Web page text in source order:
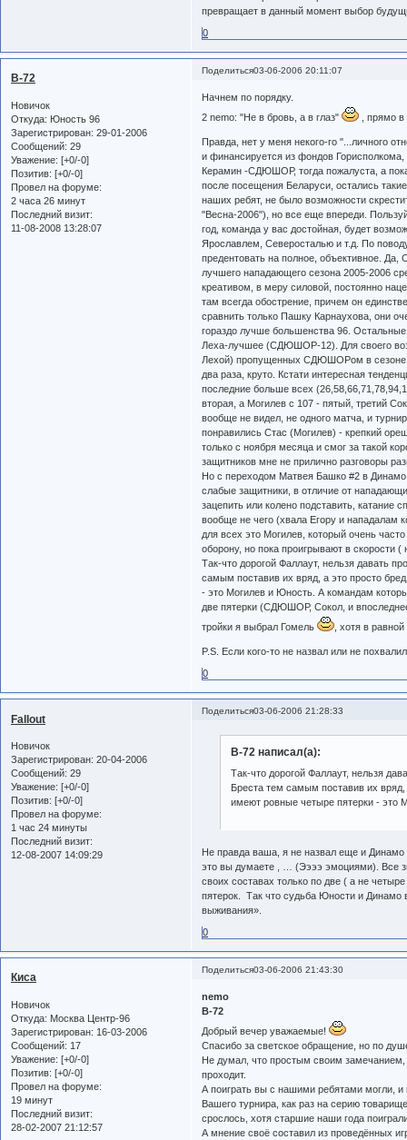
превращает в данный момент выбор
0
Поделиться03-06-2006 20:11:07
B-72
Новичок
Откуда: Юность 96
Зарегистрирован: 29-01-2006
Сообщений: 29
Уважение: [+0/-0]
Позитив: [+0/-0]
Провел на форуме:
2 часа 26 минут
Последний визит:
11-08-2008 13:28:07
Начнем по порядку.
2 nemo: "Не в бровь, а в глаз"
, прямо в
Правда, нет у меня некого-го "...личного
и финансируется из фондов Горисполкома,
Керамин -СДЮШОР, тогда пожалуста, а
после посещения Беларуси, остались
наших ребят, не было возможности
"Весна-2006"), но все еще впереди.
год, команда у вас достойная, будет
Ярославлем, Северосталью и т.д. По
предентовать на полное, объективное.
лучшего нападающего сезона 2005-2006
креативом, в меру силовой, постоянно
там всегда обострение, причем он
сравнить только Пашку Карнаухова, они
гораздо лучше большенства 96.
Леха-лучшее (СДЮШОР-12). Для своего
Лехой) пропущенных СДЮШОРом в сезоне
два раза, круто. Кстати интересная
последние больше всех
вторая, а Могилев с 107 - пятый, третий
вообще не видел, не одного матча, и
понравились Стас (Могилев) - крепкий
только с ноября месяца и смог за такой
защитников мне не прилично разговоры
Но с переходом Матвея Башко #2 в
слабые защитники, в отличие от
зацепить или колено подставить, катание
вообще не чего (хвала Егору и
для всех это Могилев, который очень
оборону, но пока проигрывают в скорости (
Так-что дорогой Фаллаут, нельзя давать
самым поставив их вряд, а это просто
- это Могилев и Юность. А командам
две пятерки (СДЮШОР, Сокол, и
тройки я выбрал Гомель
, хотя в
P.S. Если кого-то не назвал или не
0
Поделиться03-06-2006 21:28:33
Fallout
Новичок
Зарегистрирован: 20-04-2006
Сообщений: 29
Уважение: [+0/-0]
Позитив: [+0/-0]
Провел на форуме:
1 час 24 минуты
Последний визит:
12-08-2007 14:09:29
B-72 написал(а):
Так-что дорогой Фаллаут, нельзя
Бреста тем самым поставив их
имеют ровные четыре пятерки - это
Не правда ваша, я не назвал еще и
это вы думаете , … (Ээээ эмоциями). Все
своих составах только по две ( а не
пятерок. Так что судьба Юности и Динамо
выживания».
0
Поделиться03-06-2006 21:43:30
Киса
Новичок
Откуда: Москва Центр-96
Зарегистрирован: 16-03-2006
Сообщений: 17
Уважение: [+0/-0]
Позитив: [+0/-0]
Провел на форуме:
19 минут
Последний визит:
28-02-2007 21:12:57
nemo
B-72
Добрый вечер уважаемые!
Спасибо за светское обращение, но по
Не думал, что простым своим замечанием,
проходит.
А поиграть вы с нашими ребятами могли,
Вашего турнира, как раз на серию
срослось, хотя старшие наши года
А мнение своё составил из проведённых